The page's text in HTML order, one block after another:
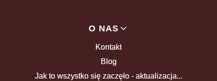
O NAS
Kontakt
Blog
Jak to wszystko się zaczęło - aktualizacja...